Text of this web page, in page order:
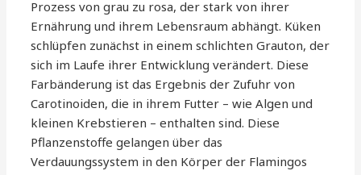
Prozess von grau zu rosa, der stark von ihrer
Ernährung und ihrem Lebensraum abhängt. Küken
schlüpfen zunächst in einem schlichten Grauton, der
sich im Laufe ihrer Entwicklung verändert. Diese
Farbänderung ist das Ergebnis der Zufuhr von
Carotinoiden, die in ihrem Futter – wie Algen und
kleinen Krebstieren – enthalten sind. Diese
Pflanzenstoffe gelangen über das
Verdauungssystem in den Körper der Flamingos